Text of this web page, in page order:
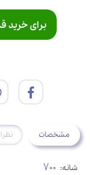
برای خرید
مشخصات
شانه: 700